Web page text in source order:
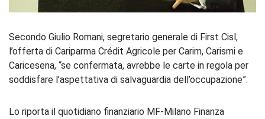
Secondo Giulio Romani, segretario generale di First Cisl,
l’offerta di Cariparma Crédit Agricole per Carim, Carismi e
Caricesena, “se confermata, avrebbe le carte in regola per
soddisfare l’aspettativa di salvaguardia dell’occupazione”.
Lo riporta il quotidiano finanziario MF-Milano Finanza